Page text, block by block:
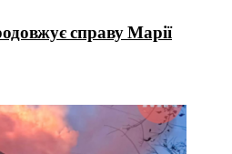
справу Марії